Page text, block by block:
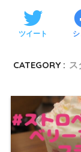
ツイート
CATEGORY : ス